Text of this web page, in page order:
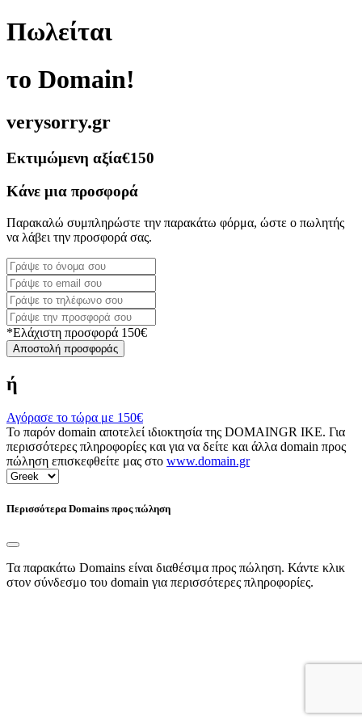
Πωλείται
το Domain!
verysorry.gr
Εκτιμώμενη αξία€150
Κάνε μια προσφορά
Παρακαλώ συμπληρώστε την παρακάτω φόρμα, ώστε ο πωλητής
να λάβει την προσφορά σας.
*Ελάχιστη προσφορά 150€
Αποστολή προσφοράς
ή
Αγόρασε το τώρα με 150€
Το παρόν domain αποτελεί ιδιοκτησία της DOMAINGR ΙΚΕ. Για
περισσότερες πληροφορίες και για να δείτε και άλλα domain προς
πώληση επισκεφθείτε μας στο www.domain.gr
Περισσότερα Domains προς πώληση
Τα παρακάτω Domains είναι διαθέσιμα προς πώληση. Κάντε κλικ
στον σύνδεσμο του domain για περισσότερες πληροφορίες.